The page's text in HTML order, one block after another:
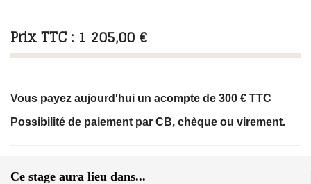
Prix TTC : 1 205,00 €
Vous payez aujourd'hui un acompte de 300 € TTC
Possibilité de paiement par CB, chèque ou virement.
Ce stage aura lieu dans...